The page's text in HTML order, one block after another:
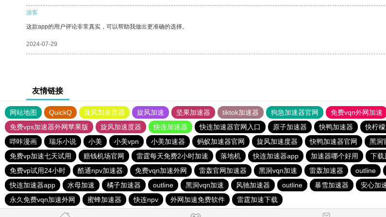
游客
这款app的用户评论非常真实，可以帮助我做出更准确的选择。
2024-07-29
友情链接
网站地图 QuickQ 旋风加速度器 旋风加速 坚果加速器 tiktok加速器 狗急加速器官网 免费vqn外网加速
免费vps加速器外网苹果版
旋风加速度器 快连加速器 快连加速器官网入口 原子加速器 快鸭加速器 快柠
哔咔漫画
瑞乐小说 小美 小美vpn 小美加速器 蚂蚁加速器官网 旋风加速度器 快鸭加速器官网 黑洞
免费vp加速七天试用
赔钱机场官网 雷霆每天免费2小时加速 落地机 快连加速器app 加速器哪个好用 下载
免费vp试用24小时
酷通npv加速器 免费vqn加速外网 雷轰官网加速器 黑洞vqn加速 雷轰加速器 outline
快连加速器app
水母加速 橘子加速器 outline 黑洞vqn加速 风驰加速器 outline 暴雪加速器 安心加
永久免费vqn加速外网
蜜蜂加速器 快连npv 外网加速免费软件 雷霆加速下载